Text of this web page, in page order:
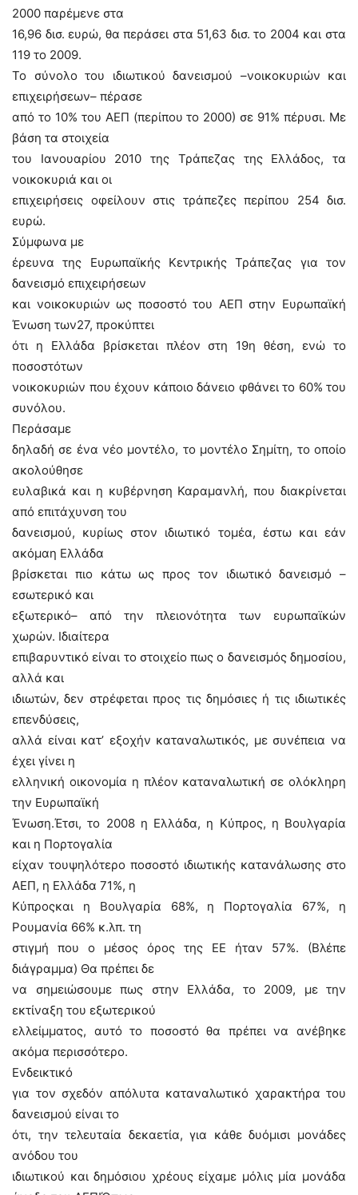
2000 παρέμενε στα
16,96 δισ. ευρώ, θα περάσει στα 51,63 δισ. το 2004 και στα
119 το 2009.
Το σύνολο του ιδιωτικού δανεισμού –νοικοκυριών και
επιχειρήσεων– πέρασε
από το 10% του ΑΕΠ (περίπου το 2000) σε 91% πέρυσι. Με
βάση τα στοιχεία
του Ιανουαρίου 2010 της Τράπεζας της Ελλάδος, τα
νοικοκυριά και οι
επιχειρήσεις οφείλουν στις τράπεζες περίπου 254 δισ.
ευρώ.
Σύμφωνα με
έρευνα της Ευρωπαϊκής Κεντρικής Τράπεζας για τον
δανεισμό επιχειρήσεων
και νοικοκυριών ως ποσοστό του ΑΕΠ στην Ευρωπαϊκή
Ένωση των27, προκύπτει
ότι η Ελλάδα βρίσκεται πλέον στη 19η θέση, ενώ το
ποσοστότων
νοικοκυριών που έχουν κάποιο δάνειο φθάνει το 60% του
συνόλου.
Περάσαμε
δηλαδή σε ένα νέο μοντέλο, το μοντέλο Σημίτη, το οποίο
ακολούθησε
ευλαβικά και η κυβέρνηση Καραμανλή, που διακρίνεται
από επιτάχυνση του
δανεισμού, κυρίως στον ιδιωτικό τομέα, έστω και εάν
ακόμαη Ελλάδα
βρίσκεται πιο κάτω ως προς τον ιδιωτικό δανεισμό –
εσωτερικό και
εξωτερικό– από την πλειονότητα των ευρωπαϊκών
χωρών. Ιδιαίτερα
επιβαρυντικό είναι το στοιχείο πως ο δανεισμός δημοσίου,
αλλά και
ιδιωτών, δεν στρέφεται προς τις δημόσιες ή τις ιδιωτικές
επενδύσεις,
αλλά είναι κατ’ εξοχήν καταναλωτικός, με συνέπεια να
έχει γίνει η
ελληνική οικονομία η πλέον καταναλωτική σε ολόκληρη
την Ευρωπαϊκή
Ένωση.Έτσι, το 2008 η Ελλάδα, η Κύπρος, η Βουλγαρία
και η Πορτογαλία
είχαν τουψηλότερο ποσοστό ιδιωτικής κατανάλωσης στο
ΑΕΠ, η Ελλάδα 71%, η
Κύπροςκαι η Βουλγαρία 68%, η Πορτογαλία 67%, η
Ρουμανία 66% κ.λπ. τη
στιγμή που ο μέσος όρος της ΕΕ ήταν 57%. (Βλέπε
διάγραμμα) Θα πρέπει δε
να σημειώσουμε πως στην Ελλάδα, το 2009, με την
εκτίναξη του εξωτερικού
ελλείμματος, αυτό το ποσοστό θα πρέπει να ανέβηκε
ακόμα περισσότερο.
Ενδεικτικό
για τον σχεδόν απόλυτα καταναλωτικό χαρακτήρα του
δανεισμού είναι το
ότι, την τελευταία δεκαετία, για κάθε δυόμισι μονάδες
ανόδου του
ιδιωτικού και δημόσιου χρέους είχαμε μόλις μία μονάδα